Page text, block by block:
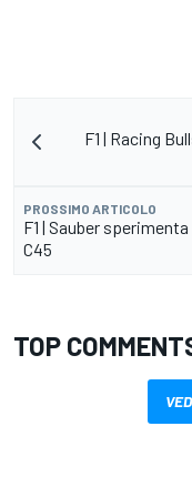
F1 | Racing
PROSSIMO ARTICOLO
F1 | Sauber
C45
TOP